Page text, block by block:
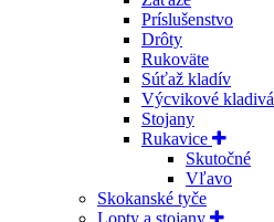
Príslušenstvo
Drôty
Rukoväte
Súťaž kladív
Výcvikové kladivá
Stojany
Rukavice
Skutočné
Vľavo
Skokanské tyče